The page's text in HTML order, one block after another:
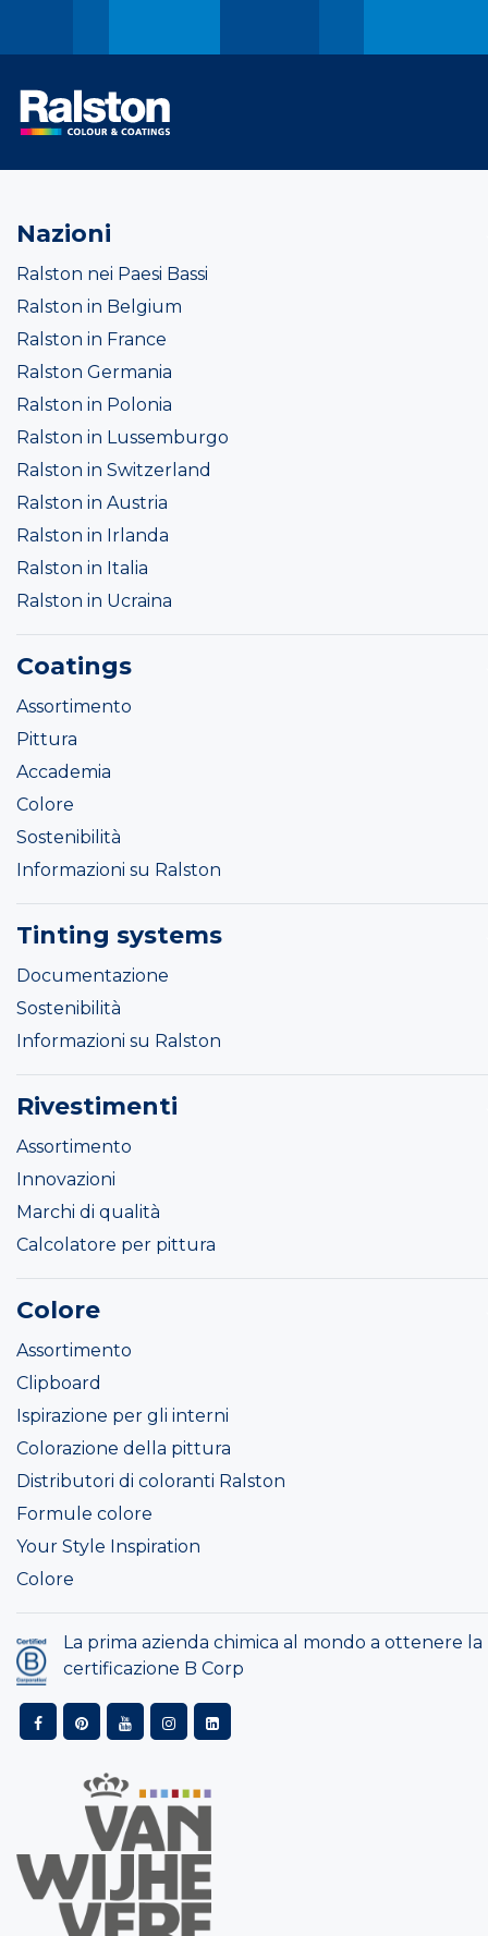
Nazioni
Ralston nei Paesi Bassi
Ralston in Belgium
Ralston in France
Ralston Germania
Ralston in Polonia
Ralston in Lussemburgo
Ralston in Switzerland
Ralston in Austria
Ralston in Irlanda
Ralston in Italia
Ralston in Ucraina
Coatings
Assortimento
Pittura
Accademia
Colore
Sostenibilità
Informazioni su Ralston
Tinting systems
Documentazione
Sostenibilità
Informazioni su Ralston
Rivestimenti
Assortimento
Innovazioni
Marchi di qualità
Calcolatore per pittura
Colore
Assortimento
Clipboard
Ispirazione per gli interni
Colorazione della pittura
Distributori di coloranti Ralston
Formule colore
Your Style Inspiration
Colore
La prima azienda chimica al mondo a ottenere la
certificazione B Corp